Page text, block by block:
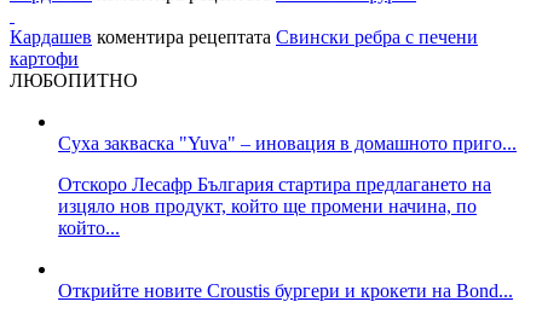
Кардашев коментира рецептата Свински ребра с печени
картофи
ЛЮБОПИТНО
Суха закваска "Yuva" – иновация в домашното приго...
Отскоро Лесафр България стартира предлагането на
изцяло нов продукт, който ще промени начина, по
който...
Открийте новите Croustis бургери и крокети на Bond...